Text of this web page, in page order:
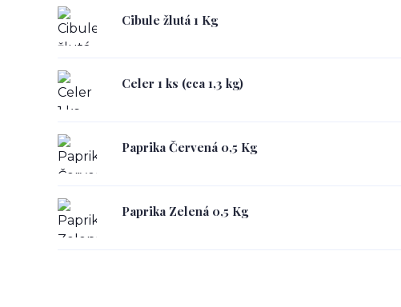
Cibule žlutá 1 Kg
Celer 1 ks (cca 1,3 kg)
Paprika Červená 0,5 Kg
Paprika Zelená 0,5 Kg